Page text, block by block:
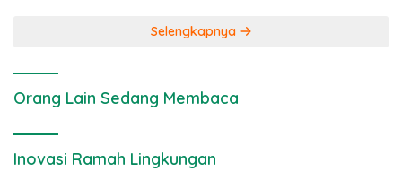
Selengkapnya
Orang Lain Sedang Membaca
Inovasi Ramah Lingkungan